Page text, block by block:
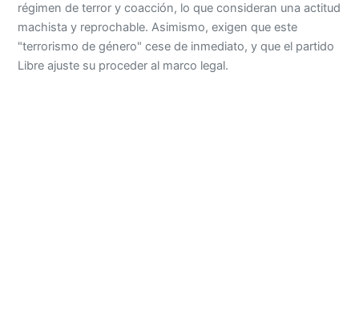
régimen de terror y coacción, lo que consideran una actitud
machista y reprochable. Asimismo, exigen que este
"terrorismo de género" cese de inmediato, y que el partido
Libre ajuste su proceder al marco legal.